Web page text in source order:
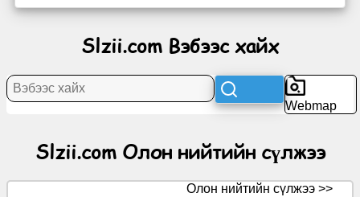
Мэдээ
дүрсүүд
Slzii.com Вэбээс хайх
Webmap
Slzii.com Олон нийтийн сүлжээ
Олон нийтийн сүлжээ >>